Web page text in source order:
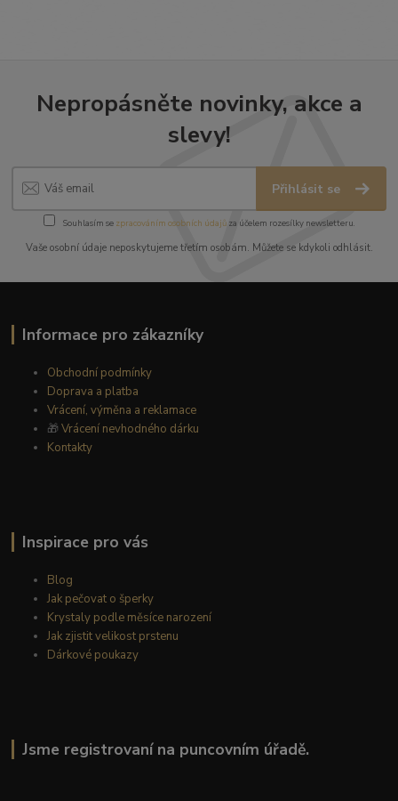
Nepropásněte novinky, akce a
slevy!
Přihlásit se
Souhlasím se zpracováním osobních údajůza účelem rozesílky newsletteru.
Vaše osobní údaje neposkytujeme třetím osobám. Můžete se kdykoli odhlásit.
Informace pro zákazníky
Obchodní podmínky
Doprava a platba
Vrácení, výměna a reklamace
🎁Vrácení nevhodného dárku
Kontakty
Inspirace pro vás
Blog
Jak pečovat o šperky
Krystaly podle měsíce narození
Jak zjistit velikost prstenu
Dárkové poukazy
Jsme registrovaní na puncovním úřadě.